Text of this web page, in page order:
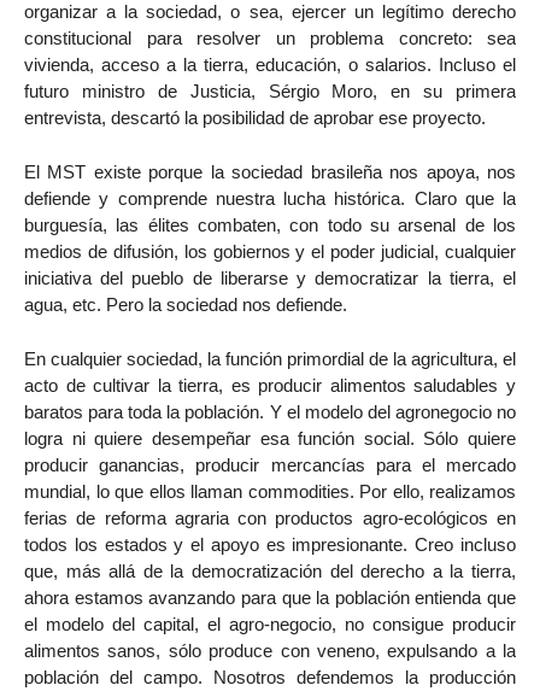
organizar a la sociedad, o sea, ejercer un legítimo derecho
constitucional para resolver un problema concreto: sea
vivienda, acceso a la tierra, educación, o salarios. Incluso el
futuro ministro de Justicia, Sérgio Moro, en su primera
entrevista, descartó la posibilidad de aprobar ese proyecto.
El MST existe porque la sociedad brasileña nos apoya, nos
defiende y comprende nuestra lucha histórica. Claro que la
burguesía, las élites combaten, con todo su arsenal de los
medios de difusión, los gobiernos y el poder judicial, cualquier
iniciativa del pueblo de liberarse y democratizar la tierra, el
agua, etc. Pero la sociedad nos defiende.
En cualquier sociedad, la función primordial de la agricultura, el
acto de cultivar la tierra, es producir alimentos saludables y
baratos para toda la población. Y el modelo del agronegocio no
logra ni quiere desempeñar esa función social. Sólo quiere
producir ganancias, producir mercancías para el mercado
mundial, lo que ellos llaman commodities. Por ello, realizamos
ferias de reforma agraria con productos agro-ecológicos en
todos los estados y el apoyo es impresionante. Creo incluso
que, más allá de la democratización del derecho a la tierra,
ahora estamos avanzando para que la población entienda que
el modelo del capital, el agro-negocio, no consigue producir
alimentos sanos, sólo produce con veneno, expulsando a la
población del campo. Nosotros defendemos la producción